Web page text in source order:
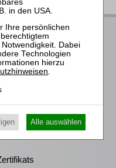
browserbasierte
und Verbindung mit
ideal auch zum
.
Alle auswählen